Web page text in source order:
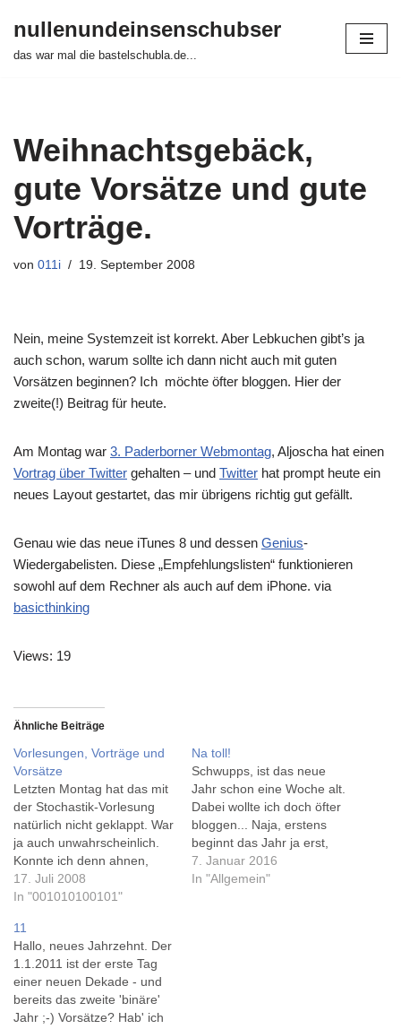
Zum
nullenundeinsenschubser
das war mal die bastelschubla.de...
Weihnachtsgebäck,
gute Vorsätze und gute
Vorträge.
von 011i 19. September 2008
Nein, meine Systemzeit ist korrekt. Aber Lebkuchen gibt’s ja
auch schon, warum sollte ich dann nicht auch mit guten
Vorsätzen beginnen? Ich möchte öfter bloggen. Hier der
zweite(!) Beitrag für heute.
Am Montag war 3. Paderborner Webmontag, Aljoscha hat einen
Vortrag über Twitter gehalten – und Twitter hat prompt heute ein
neues Layout gestartet, das mir übrigens richtig gut gefällt.
Genau wie das neue iTunes 8 und dessen Genius-
Wiedergabelisten. Diese „Empfehlungslisten“ funktionieren
sowohl auf dem Rechner als auch auf dem iPhone. via
basicthinking
Views: 19
Ähnliche Beiträge
Vorlesungen, Vorträge und
Vorsätze
Letzten Montag hat das mit
der Stochastik-Vorlesung
natürlich nicht geklappt. War
ja auch unwahrscheinlich.
Konnte ich denn ahnen,
dass die Truppe eine
Klausur schreibt? Dafür
Makroökonomie-Übung
angetan. Ich habe ähnlich
viel verstanden wie damals
in Stochastik... Eine der
bedeutendsten Neuerungen
meiner alten Uni konnte
17. Juli 2008
In "001010100101"
Na toll!
Schwupps, ist das neue
Jahr schon eine Woche alt.
Dabei wollte ich doch öfter
bloggen... Naja, erstens
beginnt das Jahr ja erst,
und mit dem Vorsatz bin ich
auch nicht ganz allein, wie
7. Januar 2016
In "Allgemein"
11
Hallo, neues Jahrzehnt. Der
1.1.2011 ist der erste Tag
einer neuen Dekade - und
bereits das zweite 'binäre'
Jahr ;-) Vorsätze? Hab' ich